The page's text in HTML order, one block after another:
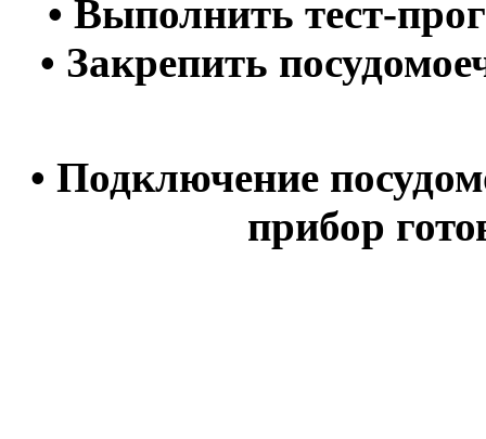
• Выполнить тест-
• Закрепить
• Подключение
прибор